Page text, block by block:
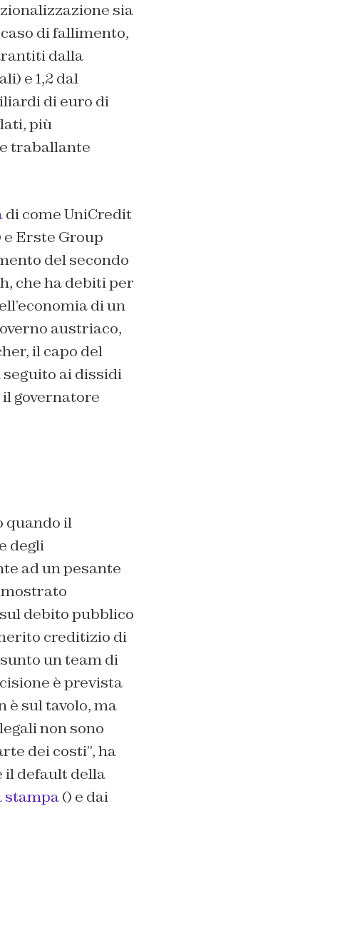
sia
di fallimento,
dalla
e 1,2 dal
di euro di
più
traballante
di come UniCredit
Erste Group
del secondo
che ha debiti per
di un
austriaco,
il capo del
ai dissidi
governatore
quando il
degli
ad un pesante
debito pubblico
creditizio di
un team di
è prevista
è sul tavolo, ma
non sono
dei costi”, ha
il default della
stampa() e dai